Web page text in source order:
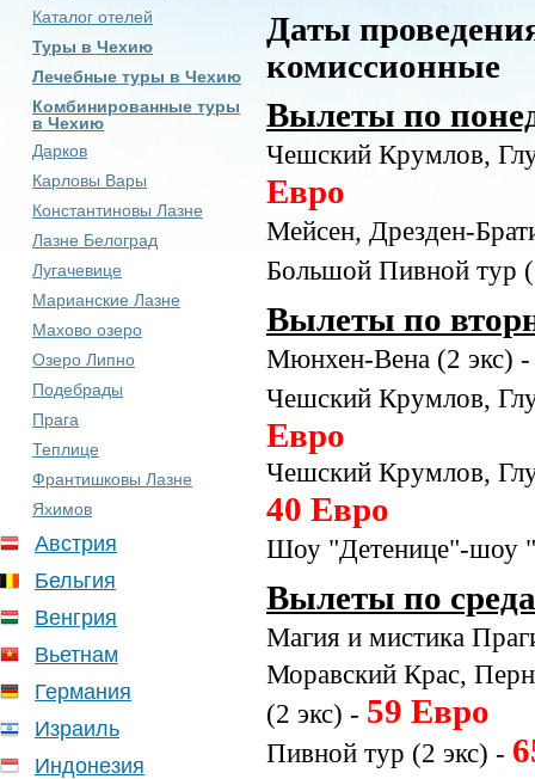
Каталог отелей
Туры в Чехию
Лечебные туры в Чехию
Комбинированные туры
в Чехию
Дарков
Карловы Вары
Константиновы Лазне
Лазне Белоград
Лугачевице
Марианские Лазне
Махово озеро
Озеро Липно
Подебрады
Прага
Теплице
Франтишковы Лазне
Яхимов
Австрия
Бельгия
Венгрия
Вьетнам
Германия
Израиль
Индонезия
Даты
комиссионные
Вылеты по
Чешский Крумлов,
Евро
Мейсен, Дрезден-
Большой Пивной тур
Вылеты по
Мюнхен-Вена (2 экс) -
Чешский Крумлов,
Евро
Чешский Крумлов,
40 Евро
Шоу "Детенице"-шоу
Вылеты по
Магия и мистика
Моравский Крас,
(2 экс) - 59 Евро
Пивной тур (2 экс) -